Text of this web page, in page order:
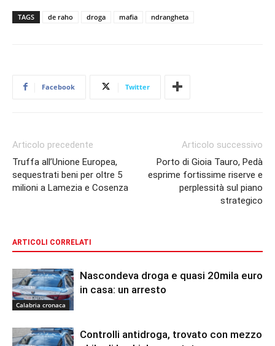
TAGS de raho droga mafia ndrangheta
Facebook Twitter
Articolo precedente
Truffa all’Unione Europea,
sequestrati beni per oltre 5
milioni a Lamezia e Cosenza
Articolo successivo
Porto di Gioia Tauro, Pedà
esprime fortissime riserve e
perplessità sul piano
strategico
ARTICOLI CORRELATI
Calabria cronaca
Nascondeva droga e quasi 20mila euro
in casa: un arresto
Controlli antidroga, trovato con mezzo